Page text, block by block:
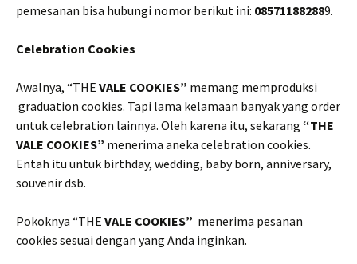
pemesanan bisa hubungi nomor berikut ini: 085711882889.
Celebration Cookies
Awalnya, “THE VALE COOKIES” memang memproduksi
graduation cookies. Tapi lama kelamaan banyak yang order
untuk celebration lainnya. Oleh karena itu, sekarang “THE
VALE COOKIES” menerima aneka celebration cookies.
Entah itu untuk birthday, wedding, baby born, anniversary,
souvenir dsb.
Pokoknya “THE VALE COOKIES” menerima pesanan
cookies sesuai dengan yang Anda inginkan.